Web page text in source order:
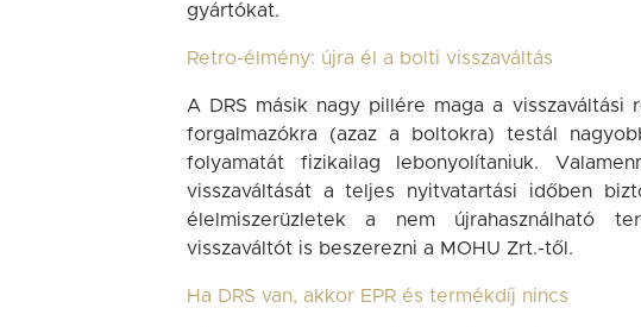
gyártókat.
Retro-élmény: újra él a bolti visszaváltás
A DRS másik nagy pillére maga a visszaváltási
forgalmazókra (azaz a boltokra) testál
folyamatát fizikailag lebonyolítaniuk.
visszaváltását a teljes nyitvatartási időben
élelmiszerüzletek a nem újrahasználható
visszaváltót is beszerezni a MOHU Zrt.-től.
Ha DRS van, akkor EPR és termékdíj nincs